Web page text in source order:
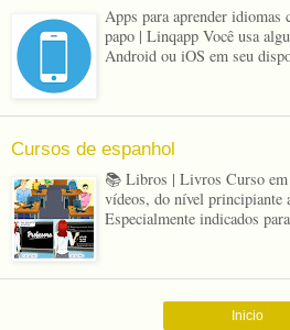
Apps para aprender idiomas
papo | Linqapp Você usa
Android ou iOS em seu
Cursos de espanhol
📚 Libros | Livros Curso em
vídeos, do nível principiante
Especialmente indicados
Inicio